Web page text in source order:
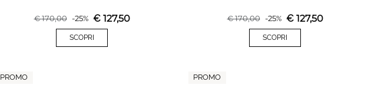
€170,00 -25% € 127,50
SCOPRI
€170,00 -25% € 127,50
SCOPRI
PROMO PROMO